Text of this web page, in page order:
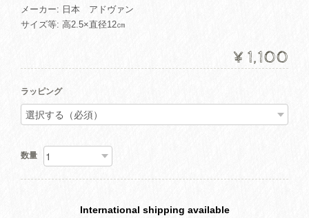
メーカー: 日本 アドヴァン
サイズ等: 高2.5×直径12㎝
¥1,100
ラッピング
数量
International shipping available